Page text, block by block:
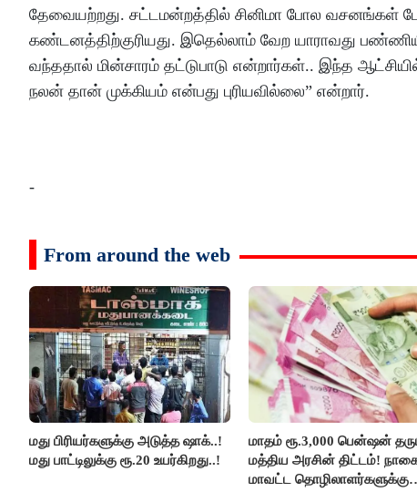
தேவையற்றது. சட்டமன்றத்தில் சினிமா போல வசனங்கள்
கண்டனத்திற்குரியது. இதெல்லாம் வேற யாராவது
வந்ததால் மின்சாரம் தட்டுபாடு என்றார்கள்.. இந்த
நலன் தான் முக்கியம் என்பது புரியவில்லை” என்றார்.
-
From around the web
மது பிரியர்களுக்கு அடுத்த ஷாக்..!
மது பாட்டிலுக்கு ரூ.20 உயர்கிறது..!
மாதம் ரூ.3,000 பென்ஷன்
மத்திய அரசின் திட்டம்!
மாவட்ட தொழிலாளர்களுக்கு